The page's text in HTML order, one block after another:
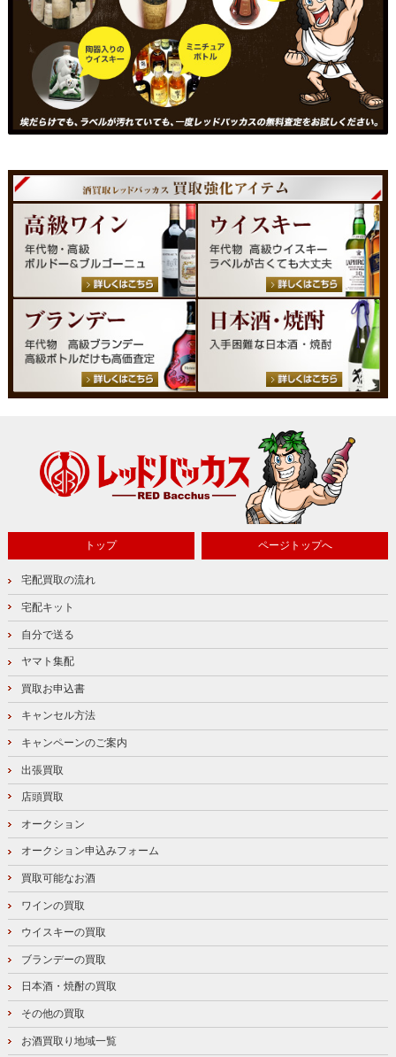
トップ ページトップへ
宅配買取の流れ
宅配キット
自分で送る
ヤマト集配
買取お申込書
キャンセル方法
キャンペーンのご案内
出張買取
店頭買取
オークション
オークション申込みフォーム
買取可能なお酒
ワインの買取
ウイスキーの買取
ブランデーの買取
日本酒・焼酎の買取
その他の買取
お酒買取り地域一覧